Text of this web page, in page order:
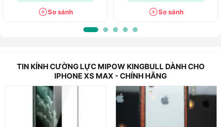
Kính cường lực MIPOW cũng có độ trong suốt hoàn hảo giúp
mọi nội dung hiện thị rực rỡ và sắc nét nhất có thể.
Chống bám vân tay và bảo vệ mắt
Mặc dù không được hoàn thiện với một lớp nhám chống bám
vân tay, miếng dán MIPOW vẫn sở hữu khả năng chống bám
So sánh
So sánh
TIN KÍNH CƯỜNG LỰC MIPOW KINGBULL DÀNH CHO
IPHONE XS MAX - CHÍNH HÃNG